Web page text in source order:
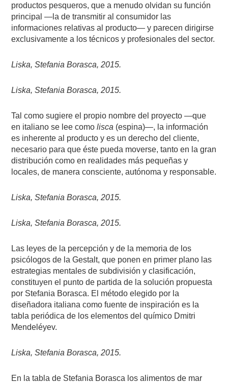
productos pesqueros, que a menudo olvidan su función
principal —la de transmitir al consumidor las
informaciones relativas al producto— y parecen dirigirse
exclusivamente a los técnicos y profesionales del sector.
Liska, Stefania Borasca, 2015.
Liska, Stefania Borasca, 2015.
Tal como sugiere el propio nombre del proyecto —que
en italiano se lee comolisca (espina)—, la información
es inherente al producto y es un derecho del cliente,
necesario para que éste pueda moverse, tanto en la gran
distribución como en realidades más pequeñas y
locales, de manera consciente, autónoma y responsable.
Liska, Stefania Borasca, 2015.
Liska, Stefania Borasca, 2015.
Las leyes de la percepción y de la memoria de los
psicólogos de la Gestalt, que ponen en primer plano las
estrategias mentales de subdivisión y clasificación,
constituyen el punto de partida de la solución propuesta
por Stefania Borasca. El método elegido por la
diseñadora italiana como fuente de inspiración es la
tabla periódica de los elementos del químico Dmitri
Mendeléyev.
Liska, Stefania Borasca, 2015.
En la tabla de Stefania Borasca los alimentos de mar